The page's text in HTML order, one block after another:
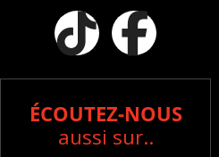
ÉCOUTEZ-NOUS
aussi sur..